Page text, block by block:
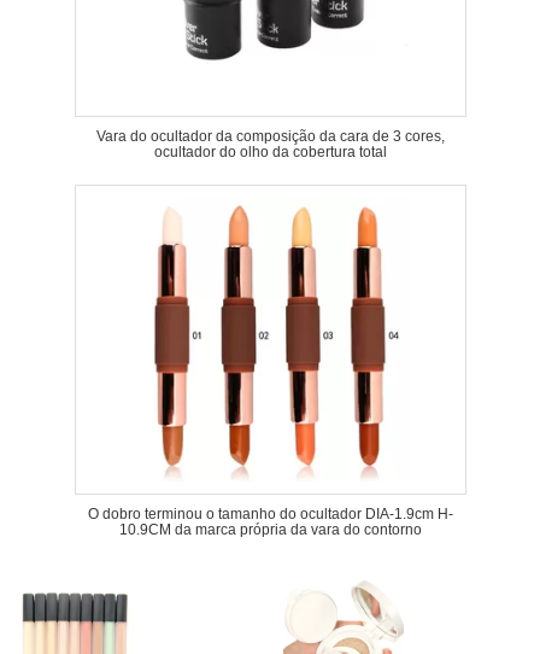
Vara do ocultador da composição da cara de 3 cores,
ocultador do olho da cobertura total
O dobro terminou o tamanho do ocultador DIA-1.9cm H-
10.9CM da marca própria da vara do contorno